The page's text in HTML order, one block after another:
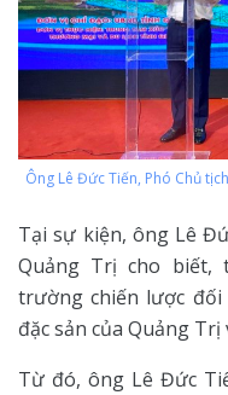
Ông Lê Đức Tiến, Phó Chủ
Tại sự kiện, ông Lê
Quảng Trị cho biết,
trường chiến lược đối
đặc sản của Quảng
Từ đó, ông Lê Đức